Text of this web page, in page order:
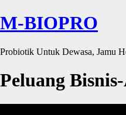
M-BIOPRO
Probiotik Untuk Dewasa, Jamu
Peluang